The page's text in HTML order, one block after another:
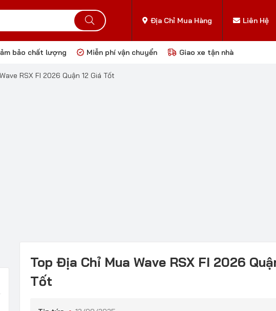
Địa Chỉ Mua Hàng Liên Hệ
bảo chất lượng Miễn phí vận chuyển Giao xe tận nhà
RSX FI 2026 Quận 12 Giá Tốt
Top Địa Chỉ Mua Wave RSX FI 2026
Tốt